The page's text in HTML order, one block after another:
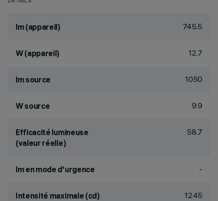
lm (appareil) 745.5
W (appareil) 12.7
lm source 1050
W source 9.9
Efficacité lumineuse
(valeur réelle)
58.7
lm en mode d'urgence -
Intensité maximale (cd) 1245